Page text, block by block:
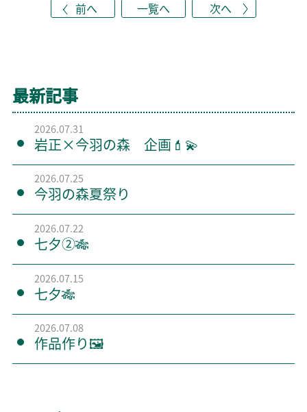
前へ 一覧へ 次へ
最新記事
2026.07.31
岩正×今羽の森 企画💄💫
2026.07.25
今羽の森夏祭り
2026.07.22
七夕②🎋
2026.07.15
七夕🎋
2026.07.08
作品作り🖼️